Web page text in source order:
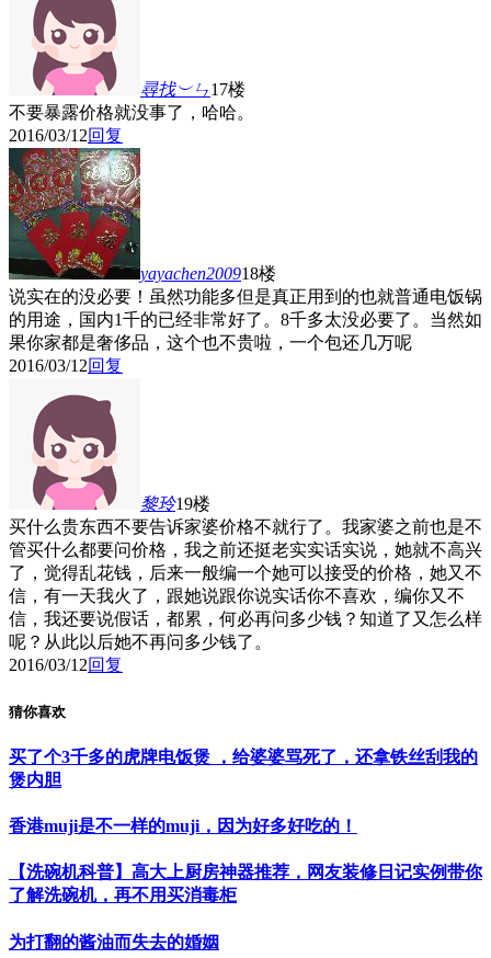
尋找︶ㄣ17楼
不要暴露价格就没事了，哈哈。
2016/03/12回复
yayachen200918楼
说实在的没必要！虽然功能多但是真正用到的也就普通电饭锅
的用途，国内1千的已经非常好了。8千多太没必要了。当然如
果你家都是奢侈品，这个也不贵啦，一个包还几万呢
2016/03/12回复
黎玲19楼
买什么贵东西不要告诉家婆价格不就行了。我家婆之前也是不
管买什么都要问价格，我之前还挺老实实话实说，她就不高兴
了，觉得乱花钱，后来一般编一个她可以接受的价格，她又不
信，有一天我火了，跟她说跟你说实话你不喜欢，编你又不
信，我还要说假话，都累，何必再问多少钱？知道了又怎么样
呢？从此以后她不再问多少钱了。
2016/03/12回复
猜你喜欢
买了个3千多的虎牌电饭煲 ，给婆婆骂死了，还拿铁丝刮我的
煲内胆
香港muji是不一样的muji，因为好多好吃的！
【洗碗机科普】高大上厨房神器推荐，网友装修日记实例带你
了解洗碗机，再不用买消毒柜
为打翻的酱油而失去的婚姻